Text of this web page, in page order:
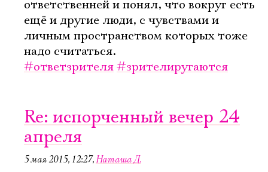
ответственней и понял, что вокруг есть
ещё и другие люди, с чувствами и
личным пространством которых тоже
надо считаться.
#ответзрителя#зрителиругаются
Re: испорченный вечер 24
апреля
5 мая 2015, 12:27,Наташа Д.